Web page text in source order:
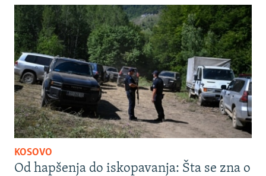
KOSOVO
Od hapšenja do iskopavanja: Šta se zna o